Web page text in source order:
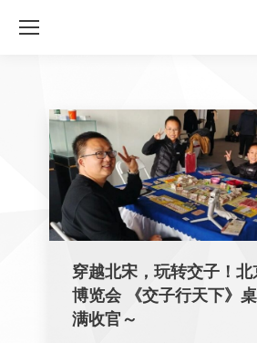
穿越北宋，玩转交子！
博览会 《交子行天下》
满收官～